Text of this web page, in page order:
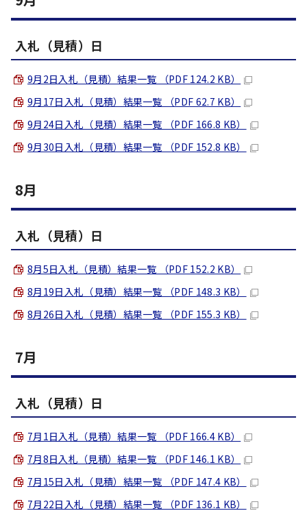
入札（見積）日
9月2日入札（見積）結果一覧 （PDF 124.2 KB）
9月17日入札（見積）結果一覧 （PDF 62.7 KB）
9月24日入札（見積）結果一覧 （PDF 166.8 KB）
9月30日入札（見積）結果一覧 （PDF 152.8 KB）
8月
入札（見積）日
8月5日入札（見積）結果一覧 （PDF 152.2 KB）
8月19日入札（見積）結果一覧 （PDF 148.3 KB）
8月26日入札（見積）結果一覧 （PDF 155.3 KB）
7月
入札（見積）日
7月1日入札（見積）結果一覧 （PDF 166.4 KB）
7月8日入札（見積）結果一覧 （PDF 146.1 KB）
7月15日入札（見積）結果一覧 （PDF 147.4 KB）
7月22日入札（見積）結果一覧 （PDF 136.1 KB）